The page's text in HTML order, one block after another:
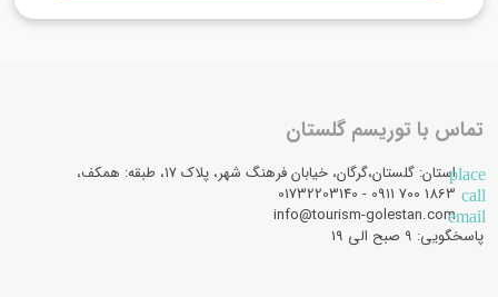
تماس با توریسم گلستان
placeاستان: گلستان،گرگان، خیابان فرهنگ شهر، پلاک 17، طبقه: همکف،
call
email
info@tourism-golestan.com
پاسخگویی: ۹ صبح الی 19